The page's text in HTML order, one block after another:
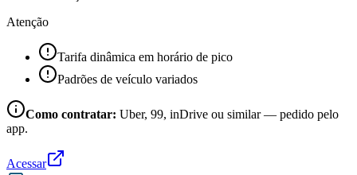
Atenção
Tarifa dinâmica em horário de pico
Padrões de veículo variados
Como contratar: Uber, 99, inDrive ou similar — pedido pelo
app.
Acessar